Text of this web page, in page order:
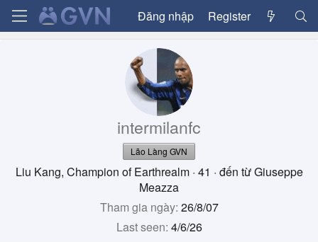
Đăng nhập Register
intermilanfc
Lão Làng GVN
Liu Kang, Champion of Earthrealm · 41 · đến từGiuseppe
Meazza
Tham gia ngày 26/8/07
Last seen 4/6/26